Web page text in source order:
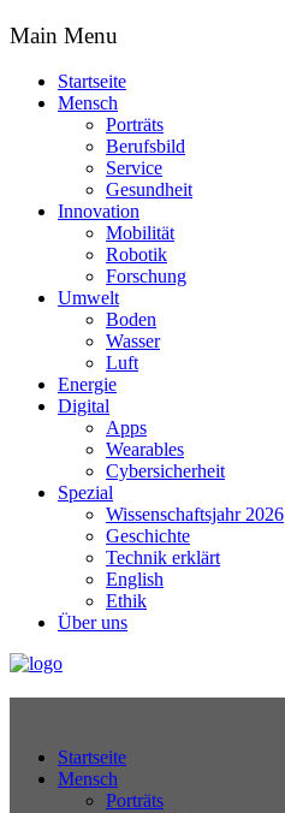
Main Menu
Startseite
Mensch
Porträts
Berufsbild
Service
Gesundheit
Innovation
Mobilität
Robotik
Forschung
Umwelt
Boden
Wasser
Luft
Energie
Digital
Apps
Wearables
Cybersicherheit
Spezial
Wissenschaftsjahr 2026
Geschichte
Technik erklärt
English
Ethik
Über uns
Startseite
Mensch
Porträts